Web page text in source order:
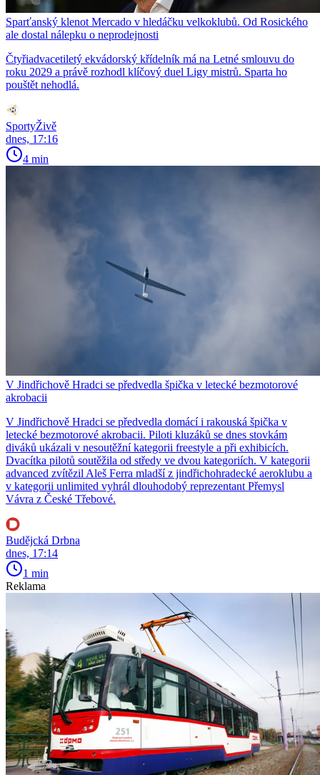
Sparťanský klenot Mercado v hledáčku velkoklubů. Od Rosického
ale dostal nálepku o neprodejnosti
Čtyřiadvacetiletý ekvádorský křídelník má na Letné smlouvu do
roku 2029 a právě rozhodl klíčový duel Ligy mistrů. Sparta ho
pouštět nehodlá.
SportyŽivě
dnes, 17:16
4 min
V Jindřichově Hradci se předvedla špička v letecké bezmotorové
akrobacii
V Jindřichově Hradci se předvedla domácí i rakouská špička v
letecké bezmotorové akrobacii. Piloti kluzáků se dnes stovkám
diváků ukázali v nesoutěžní kategorii freestyle a při exhibicích.
Dvacítka pilotů soutěžila od středy ve dvou kategoriích. V kategorii
advanced zvítězil Aleš Ferra mladší z jindřichohradecké aeroklubu a
v kategorii unlimited vyhrál dlouhodobý reprezentant Přemysl
Vávra z České Třebové.
Budějcká Drbna
dnes, 17:14
1 min
Reklama